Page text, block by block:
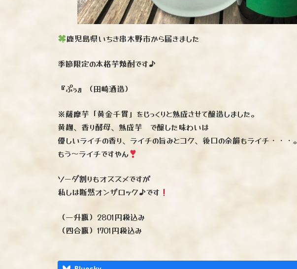
鹿児島県いちき串木野市から届きました
季節限定の本格芋焼酎です♪
『ぷぅ』（田崎酒造）
※薩摩芋「黄金千貫」をじっくりと熟成させて醸造しました。
黄麹、香り酵母、熟成芋 で醸した味わいは
優しいライチの香り、ライチの旨みとコク、後口の余韻もライチ・・・。
もう〜ライチですやん
ソーダ割りもオススメですが
私しは断然オンザロック♪です
（一升瓶）2801円税込み
（四合瓶）1701円税込み